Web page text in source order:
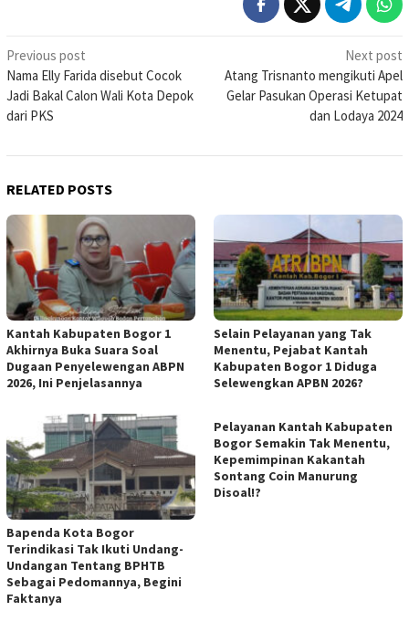
Post
navigation
Previous post
Nama Elly Farida disebut Cocok
Jadi Bakal Calon Wali Kota Depok
dari PKS
Next post
Atang Trisnanto mengikuti Apel
Gelar Pasukan Operasi Ketupat
dan Lodaya 2024
RELATED POSTS
Kantah Kabupaten Bogor 1
Akhirnya Buka Suara Soal
Dugaan Penyelewengan ABPN
2026, Ini Penjelasannya
Selain Pelayanan yang Tak
Menentu, Pejabat Kantah
Kabupaten Bogor 1 Diduga
Selewengkan APBN 2026?
Bapenda Kota Bogor
Terindikasi Tak Ikuti Undang-
Undangan Tentang BPHTB
Sebagai Pedomannya, Begini
Faktanya
Pelayanan Kantah Kabupaten
Bogor Semakin Tak Menentu,
Kepemimpinan Kakantah
Sontang Coin Manurung
Disoal!?